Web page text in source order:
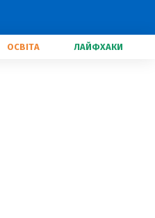
ОСВІТА ЛАЙФХАКИ